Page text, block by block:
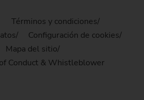
Términos y condiciones
Configuración de cookies
Mapa del sitio
Conduct & Whistleblower